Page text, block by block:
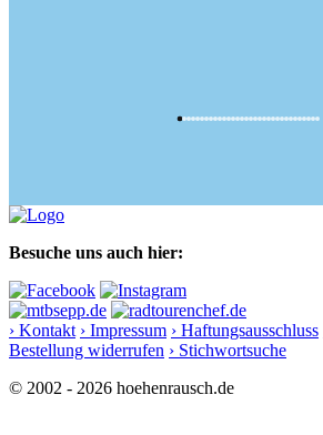
Besuche uns auch hier:
› Kontakt › Impressum › Haftungsausschluss
Bestellung widerrufen › Stichwortsuche
© 2002 - 2026 hoehenrausch.de